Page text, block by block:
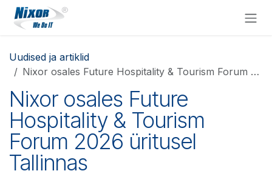
Skip to Content
Uudised ja artiklid
Nixor osales Future Hospitality & Tourism Forum 2026 üritusel Tallinnas
Nixor osales Future
Hospitality & Tourism
Forum 2026 üritusel
Tallinnas